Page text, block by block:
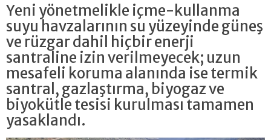
Yeni yönetmelikle içme-kullanma
suyu havzalarının su yüzeyinde güneş
ve rüzgar dahil hiçbir enerji
santraline izin verilmeyecek; uzun
mesafeli koruma alanında ise termik
santral, gazlaştırma, biyogaz ve
biyokütle tesisi kurulması tamamen
yasaklandı.